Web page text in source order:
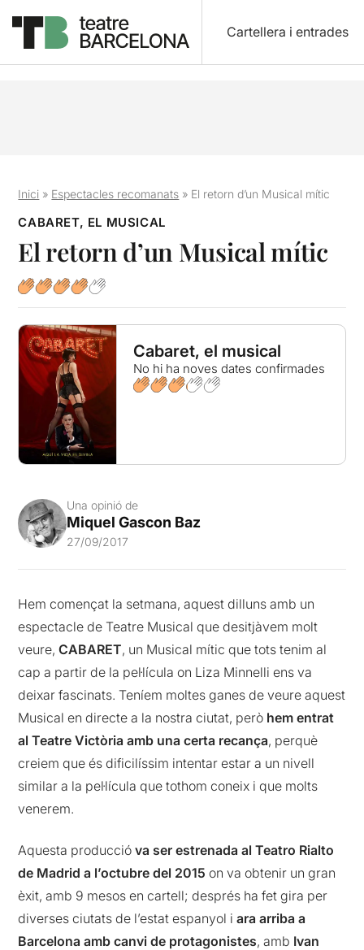
Cartellera i entrades
Inici » Espectacles recomanats » El retorn d’un Musical mític
CABARET, EL MUSICAL
El retorn d’un Musical mític
Cabaret, el musical
No hi ha noves dates confirmades
Una opinió de
Miquel Gascon Baz
27/09/2017
Hem començat la setmana, aquest dilluns amb un
espectacle de Teatre Musical que desitjàvem molt
veure,CABARET, un Musical mític que tots tenim al
cap a partir de la pel·lícula on Liza Minnelli ens va
deixar fascinats. Teníem moltes ganes de veure aquest
Musical en directe a la nostra ciutat, però hem entrat
al Teatre Victòria amb una certa recança, perquè
creiem que és dificilíssim intentar estar a un nivell
similar a la pel·lícula que tothom coneix i que molts
venerem.
Aquesta produccióva ser estrenada al Teatro Rialto
de Madrid a l’octubre del 2015 on va obtenir un gran
èxit, amb 9 mesos en cartell; després ha fet gira per
diverses ciutats de l’estat espanyol iara arriba a
Barcelona amb canvi de protagonistes, amb Ivan